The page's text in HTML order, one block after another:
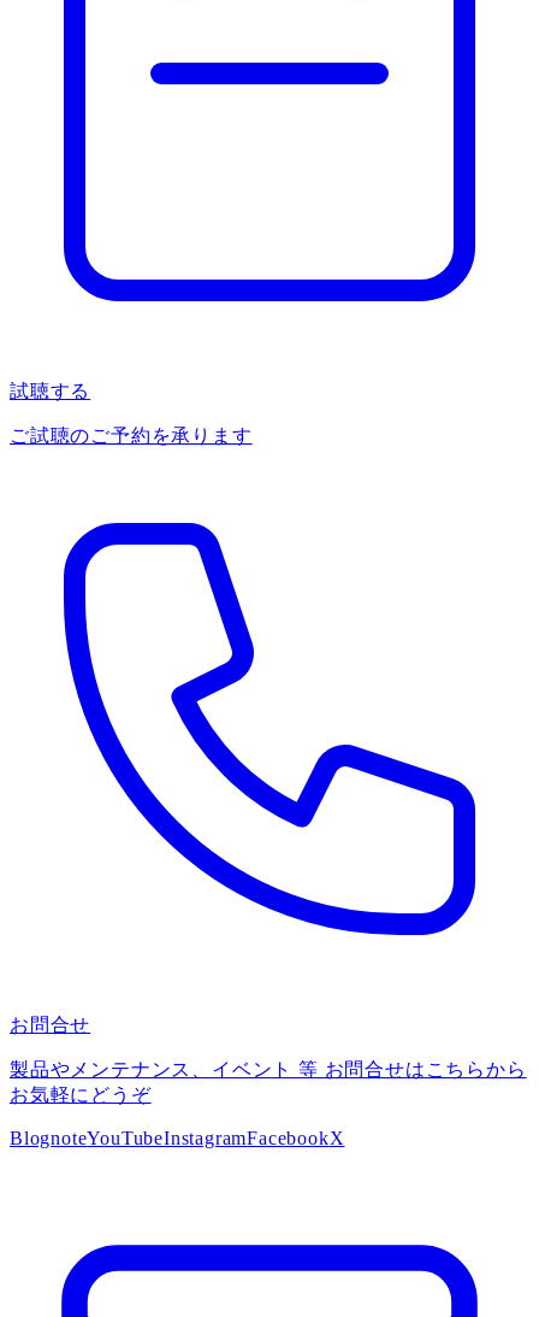
試聴する
ご試聴のご予約を承ります
お問合せ
製品やメンテナンス、イベント 等 お問合せはこちらから
お気軽にどうぞ
BlognoteYouTubeInstagramFacebookX